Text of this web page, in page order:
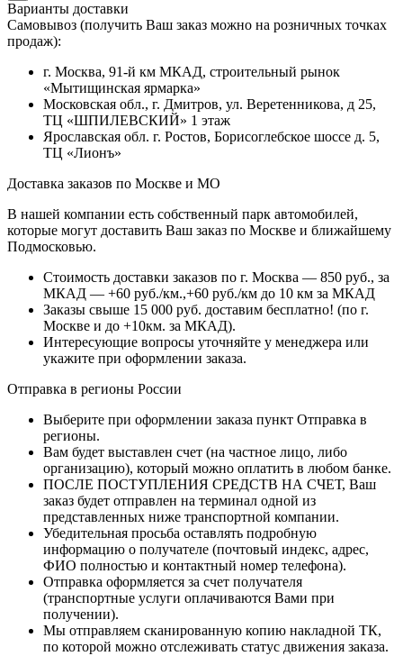
Варианты доставки
Самовывоз (получить Ваш заказ можно на розничных точках
продаж):
г. Москва, 91-й км МКАД, строительный рынок
«Мытищинская ярмарка»
Московская обл., г. Дмитров, ул. Веретенникова, д 25,
ТЦ «ШПИЛЕВСКИЙ» 1 этаж
Ярославская обл. г. Ростов, Борисоглебское шоссе д. 5,
ТЦ «Лионъ»
Доставка заказов по Москве и МО
В нашей компании есть собственный парк автомобилей,
которые могут доставить Ваш заказ по Москве и ближайшему
Подмосковью.
Стоимость доставки заказов по г. Москва — 850 руб., за
МКАД — +60 руб./км.,+60 руб./км до 10 км за МКАД
Заказы свыше 15 000 руб. доставим бесплатно! (по г.
Москве и до +10км. за МКАД).
Интересующие вопросы уточняйте у менеджера или
укажите при оформлении заказа.
Отправка в регионы России
Выберите при оформлении заказа пункт Отправка в
регионы.
Вам будет выставлен счет (на частное лицо, либо
организацию), который можно оплатить в любом банке.
ПОСЛЕ ПОСТУПЛЕНИЯ СРЕДСТВ НА СЧЕТ, Ваш
заказ будет отправлен на терминал одной из
представленных ниже транспортной компании.
Убедительная просьба оставлять подробную
информацию о получателе (почтовый индекс, адрес,
ФИО полностью и контактный номер телефона).
Отправка оформляется за счет получателя
(транспортные услуги оплачиваются Вами при
получении).
Мы отправляем сканированную копию накладной ТК,
по которой можно отслеживать статус движения заказа.